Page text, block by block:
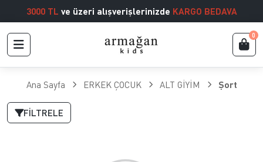
3000 TL ve üzeri alışverişlerinizde KARGO BEDAVA
0
Ana Sayfa ERKEK ÇOCUK ALT GİYİM Şort
FILTRELE